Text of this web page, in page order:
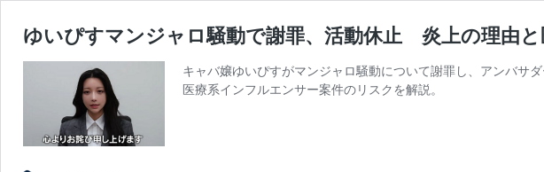
ゆいぴすマンジャロ騒動で謝罪、活動休止 炎上の理由
キャバ嬢ゆいぴすがマンジャロ騒動について謝罪し、アンバサ
医療系インフルエンサー案件のリスクを解説。